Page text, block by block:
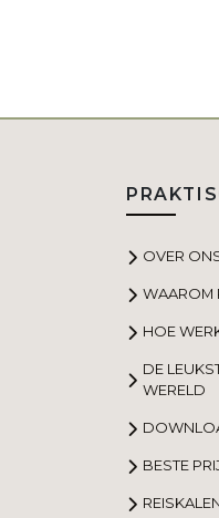
OVER
WAAROM
HOE
DE
WERELD
BESTE